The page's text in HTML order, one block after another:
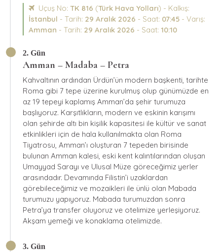
Uçuş No: TK 816 (Türk Hava Yolları) - Kalkış:
İstanbul - Tarih: 29 Aralık 2026 - Saat: 07:45 - Varış:
Amman - Tarih: 29 Aralık 2026 - Saat: 10:10
2. Gün
Amman – Madaba – Petra
Kahvaltının ardından Ürdün’ün modern başkenti, tarihte
Roma gibi 7 tepe üzerine kurulmuş olup günümüzde en
az 19 tepeyi kaplamış Amman’da şehir turumuza
başlıyoruz. Karşıtlıkların, modern ve eskinin karışımı
olan şehirde altı bin kişilik kapasitesi ile kültür ve sanat
etkinlikleri için de hala kullanılmakta olan Roma
Tiyatrosu, Amman’ı oluşturan 7 tepeden birisinde
bulunan Amman kalesi, eski kent kalıntılarından oluşan
Umayyad Sarayı ve Ulusal Müze göreceğimiz yerler
arasındadır. Devamında Filistin’i uzaklardan
görebileceğimiz ve mozaikleri ile ünlü olan Mabada
turumuzu yapıyoruz. Mabada turumuzdan sonra
Petra’ya transfer oluyoruz ve otelimize yerleşiyoruz.
Akşam yemeği ve konaklama otelimizde.
3. Gün